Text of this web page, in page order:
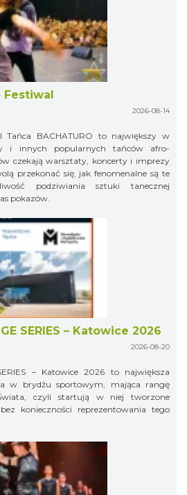
Festiwal
2026-08-14
Tańca BACHATURO to największy w
i innych popularnych tańców afro-
czekają warsztaty, koncerty i imprezy
przekonać się, jak fenomenalne są te
podziwiania sztuki tanecznej
pokazów.
SERIES – Katowice 2026
2026-08-20
– Katowice 2026 to największa
w brydżu sportowym, mająca rangę
czyli startują w niej tworzone
konieczności reprezentowania tego